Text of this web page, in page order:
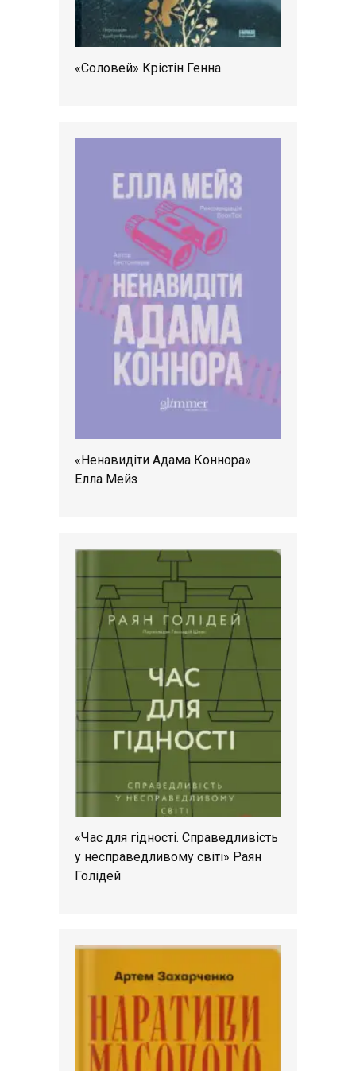
«Соловей» Крістін Генна
«Ненавидіти Адама Коннора»
Елла Мейз
«Час для гідності. Справедливість
у несправедливому світі» Раян
Голідей